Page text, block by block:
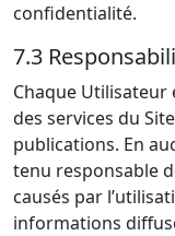
confidentialité.
7.3
Chaque Utilisateur
des services du
publications. En
tenu responsable
causés par
informations